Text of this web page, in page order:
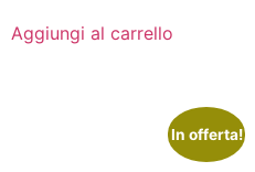
Aggiungi al carrello
In offerta!